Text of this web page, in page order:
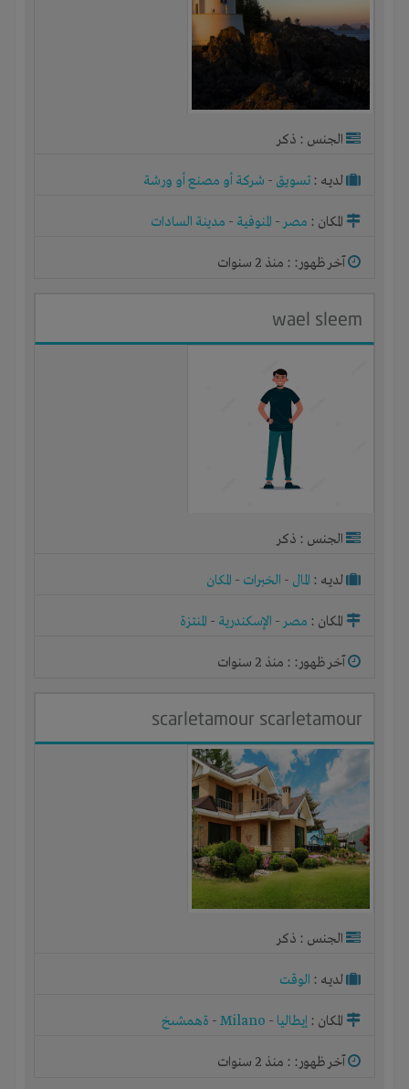
الجنس : ذكر
لديـه : تسويق - شركة أو مصنع أو ورشة
المكان : مصر- المنوفية - مدينة السادات
آخر ظهور: : منذ 2 سنوات
wael sleem
الجنس : ذكر
لديـه : المال - الخبرات - المكان
المكان : مصر- الإسكندرية - المنتزة
آخر ظهور: : منذ 2 سنوات
scarletamour scarletamour
الجنس : ذكر
لديـه : الوقت
المكان : إيطاليا -
Milano
- ةهمشىخ
آخر ظهور: : منذ 2 سنوات